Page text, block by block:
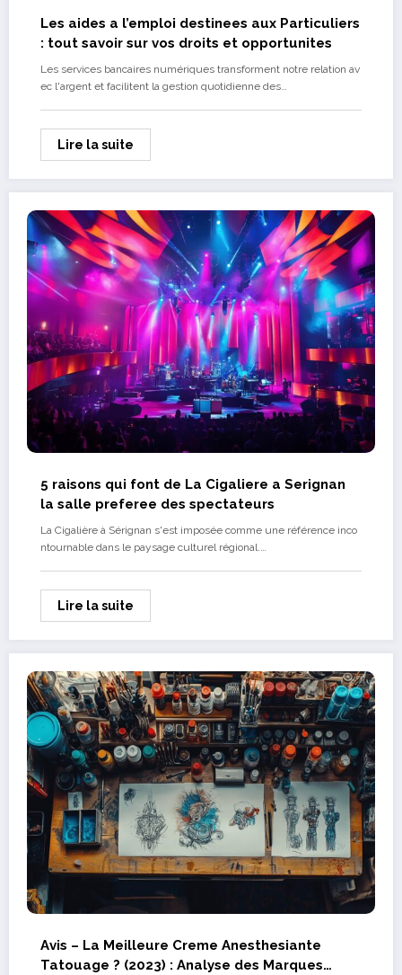
Les aides a l’emploi destinees aux Particuliers
: tout savoir sur vos droits et opportunites
Les services bancaires numériques transforment notre relation av
ec l'argent et facilitent la gestion quotidienne des…
Lire la suite
5 raisons qui font de La Cigaliere a Serignan
la salle preferee des spectateurs
La Cigalière à Sérignan s'est imposée comme une référence inco
ntournable dans le paysage culturel régional.…
Lire la suite
Avis – La Meilleure Creme Anesthesiante
Tatouage ? (2023) : Analyse des Marques